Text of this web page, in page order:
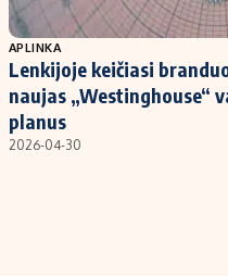
Populiarios temos
Investavimas
Akcijų rinka
Saulės elektrinės
APLINKA
Lenkijoje keičiasi
naujas „Westinghouse“
planus
2026-04-30